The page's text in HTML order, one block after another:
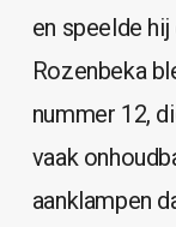
en speelde
Rozenbeka
nummer 12,
vaak
aanklampen